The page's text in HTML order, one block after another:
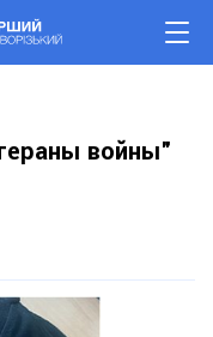
войны"